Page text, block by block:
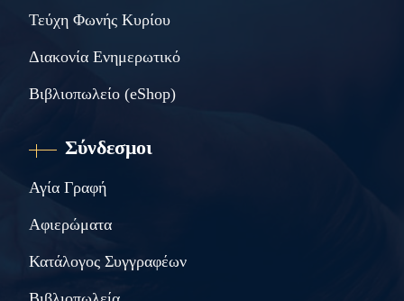
Τεύχη Φωνής Κυρίου
Διακονία Ενημερωτικό
Βιβλιοπωλείο (eShop)
Σύνδεσμοι
Αγία Γραφή
Αφιερώματα
Κατάλογος Συγγραφέων